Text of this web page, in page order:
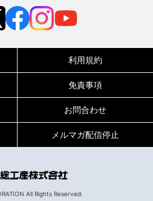
717-450
（土日祝は18:00まで）
利用規約
免責事項
お問合わせ
メルマガ配信停止
All Rights Reserved.